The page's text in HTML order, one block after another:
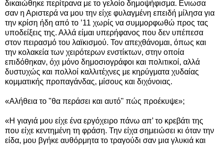
δικαιώθηκε περίτρανα με το γελοίο δημοψήφισμα. Ενιωσα
σαν η Αριστερά να μου την είχε φυλαγμένη επειδή μίλησα για
την κρίση ήδη από το ’11 χωρίς να συμμορφωθώ προς τας
υποδείξεις της. Αλλά είμαι υπερήφανος που δεν υπέπεσα
στον πειρασμό του λαϊκισμού. Τον απεχθάνομαι, όπως και
την κολακεία των χειρότερων ενστίκτων, στην οποία
επιδόθηκαν, όχι μόνο δημοσιογράφοι και πολιτικοί, αλλά
δυστυχώς και πολλοί καλλιτέχνες με κηρύγματα χυδαίας
κομματικής προπαγάνδας, μίσους και διχόνοιας.
«Αλήθεια το "θα περάσει και αυτό" πώς προέκυψε»;
«Η γιαγιά μου είχε ένα εργόχειρο πάνω απ’ το κρεβάτι της
που είχε κεντημένη τη φράση. Την είχα σημειώσει κι όταν την
είδα, μου βγήκε αυθόρμητα το τραγούδι σαν μια γλυκιά και